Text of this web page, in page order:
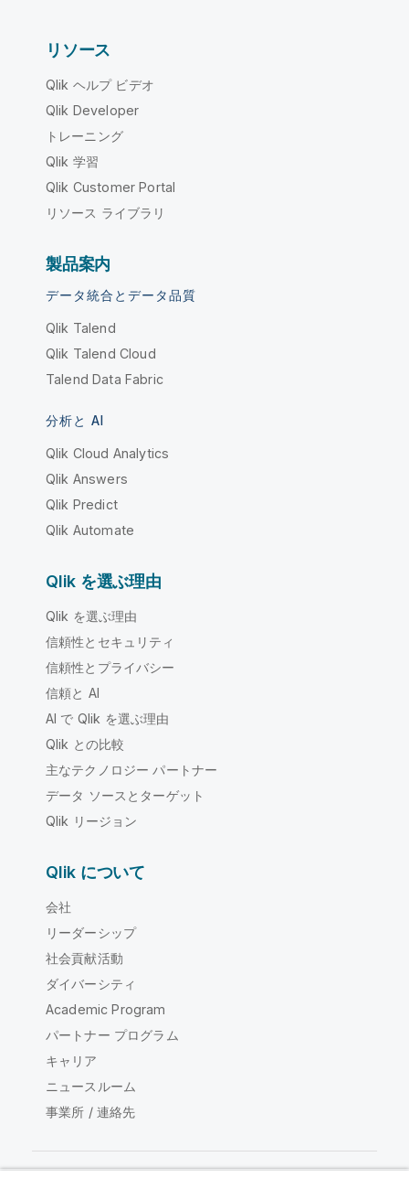
リソース
Qlik ヘルプ ビデオ
Qlik Developer
トレーニング
Qlik 学習
Qlik Customer Portal
リソース ライブラリ
製品案内
データ統合とデータ品質
Qlik Talend
Qlik Talend Cloud
Talend Data Fabric
分析と AI
Qlik Cloud Analytics
Qlik Answers
Qlik Predict
Qlik Automate
Qlik を選ぶ理由
Qlik を選ぶ理由
信頼性とセキュリティ
信頼性とプライバシー
信頼と AI
AI で Qlik を選ぶ理由
Qlik との比較
主なテクノロジー パートナー
データ ソースとターゲット
Qlik リージョン
Qlik について
会社
リーダーシップ
社会貢献活動
ダイバーシティ
Academic Program
パートナー プログラム
キャリア
ニュースルーム
事業所 / 連絡先